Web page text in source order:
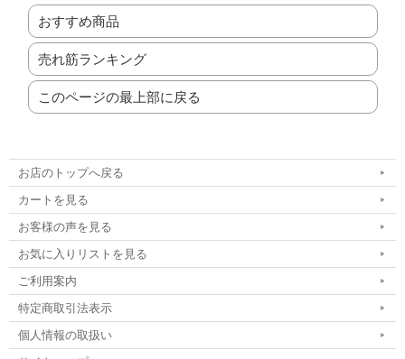
おすすめ商品
売れ筋ランキング
このページの最上部に戻る
お店のトップへ戻る
カートを見る
お客様の声を見る
お気に入りリストを見る
ご利用案内
特定商取引法表示
個人情報の取扱い